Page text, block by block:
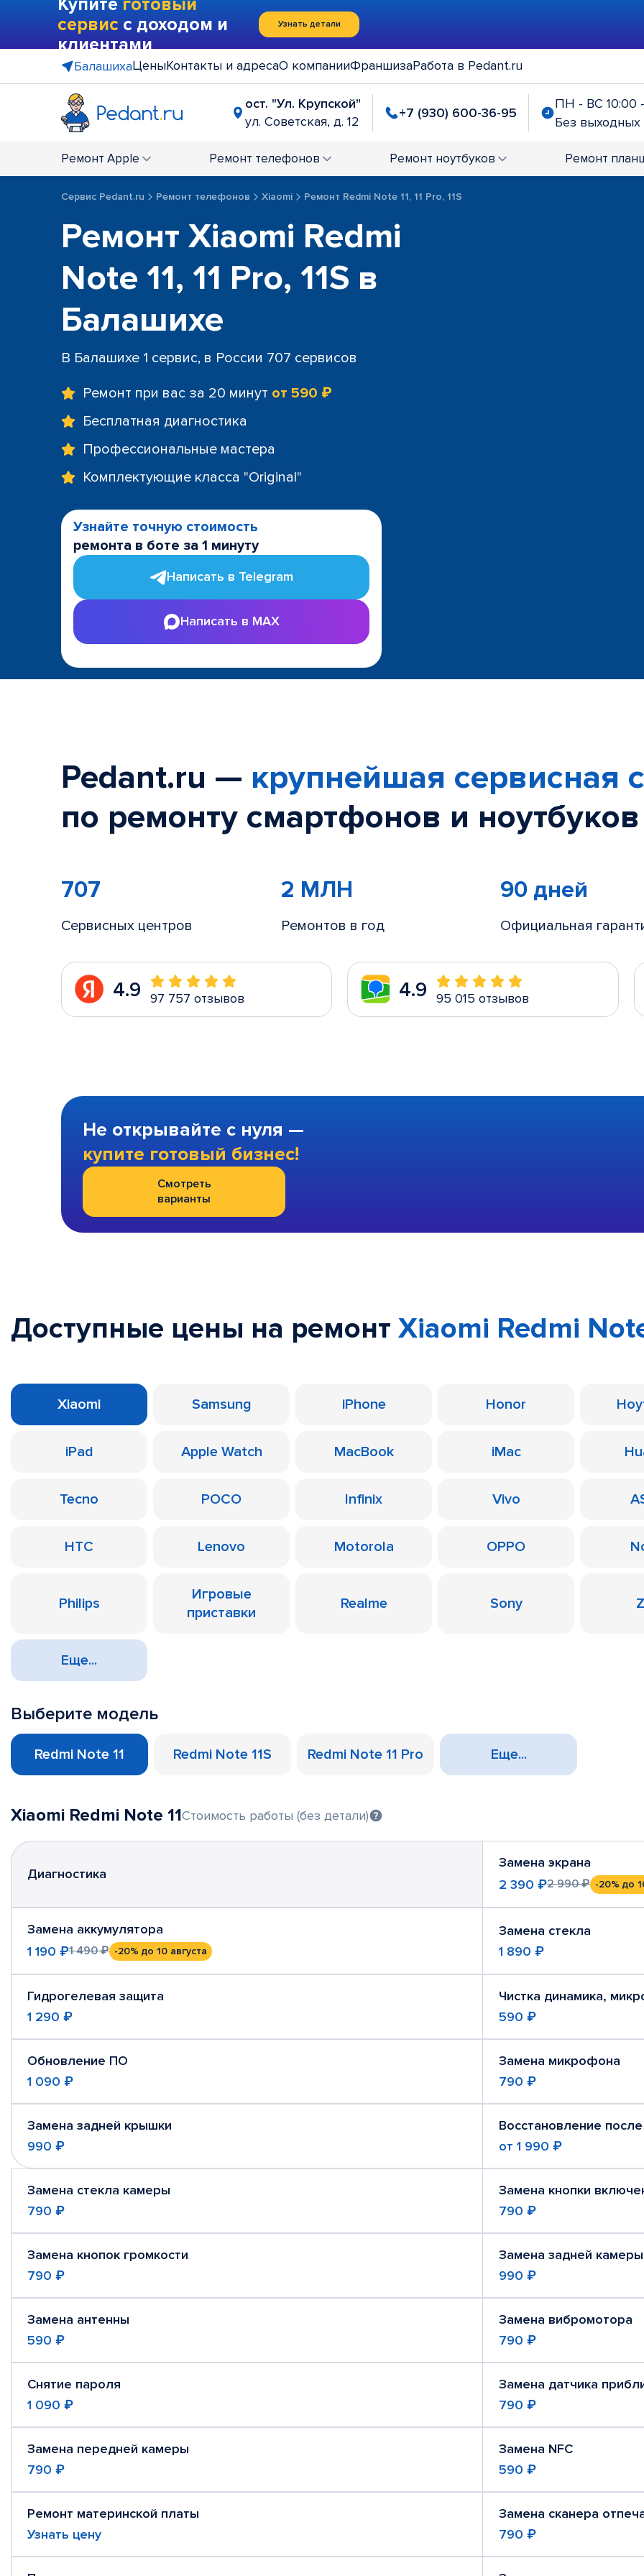
Купите готовый
сервис с доходом и
клиентами
Узнать детали
БалашихаЦеныКонтакты и адресаО компанииФраншизаРабота в Pedant.ru
ост. "Ул. Крупской"
ул. Советская, д. 12
+7 (930) 600-36-95
ПН - ВС 10:00
Без выходных
Ремонт Apple Ремонт телефонов Ремонт ноутбуков Ремонт
Сервис Pedant.ru Ремонт телефонов Xiaomi Ремонт Redmi Note 11, 11 Pro, 11S
Ремонт Xiaomi Redmi
Note 11, 11 Pro, 11S в
Балашихе
В Балашихе 1 сервис, в России 707 сервисов
Ремонт при вас за 20 минут от 590 ₽
Бесплатная диагностика
Профессиональные мастера
Комплектующие класса "Original"
Узнайте точную стоимость
ремонта в боте за 1 минуту
Написать в Telegram
Написать в MAX
Pedant.ru — крупнейшая сервисная
по ремонту смартфонов и
707
Сервисных центров
2 МЛН
Ремонтов в год
90 дней
Официальная
4.9 97 757 отзывов 4.9 95 015 отзывов
Не открывайте с нуля —
купите готовый бизнес!
Смотреть
варианты
Доступные цены на ремонт Xiaomi Redmi Note
Xiaomi Samsung iPhone Honor
iPad Apple Watch MacBook iMac
Tecno POCO Infinix Vivo
HTC Lenovo Motorola OPPO
Philips
Игровые
приставки
Realme Sony
Еще...
Выберите модель
Redmi Note 11 Redmi Note 11S Redmi Note 11 Pro Еще...
Xiaomi Redmi Note 11Стоимость работы (без детали)
Диагностика
Замена экрана
2 390 ₽2 990 ₽ -20% до
Замена аккумулятора
1 190 ₽1 490 ₽ -20% до 10 августа
Замена стекла
1 890 ₽
Гидрогелевая защита
1 290 ₽
Чистка динамика,
590 ₽
Обновление ПО
1 090 ₽
Замена микрофона
790 ₽
Замена задней крышки
990 ₽
Восстановление
от 1 990 ₽
Замена стекла камеры
790 ₽
Замена кнопки
790 ₽
Замена кнопок громкости
790 ₽
Замена задней камеры
990 ₽
Замена антенны
590 ₽
Замена вибромотора
790 ₽
Снятие пароля
1 090 ₽
Замена датчика
790 ₽
Замена передней камеры
790 ₽
Замена NFC
590 ₽
Ремонт материнской платы
Узнать цену
Замена сканера
790 ₽